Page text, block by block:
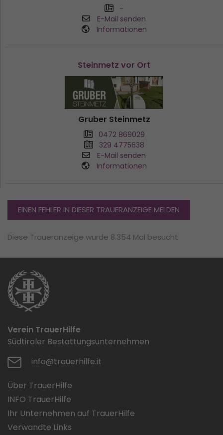
-
E-Mail senden
Informationen
Steinmetz vor Ort
Gruber Steinmetz
0472 869029
329 4775638
E-Mail senden
Informationen
EINEN FEHLER IN DIESER TRAUERANZEIGE MELDEN
Diese Traueranzeige wurde 8.354 Mal besucht
Verein TrauerHilfe
Südtiroler Bestattungsunternehmen
info@trauerhilfe.it
Über TrauerHilfe
INFO TrauerHilfe
Ihr Unternehmen auf TrauerHilfe
Verwandte Links